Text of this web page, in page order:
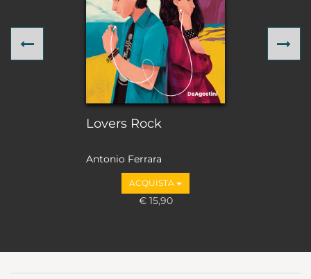
Lovers Rock
Antonio Ferrara
ACQUISTA
€ 15,90
Previous